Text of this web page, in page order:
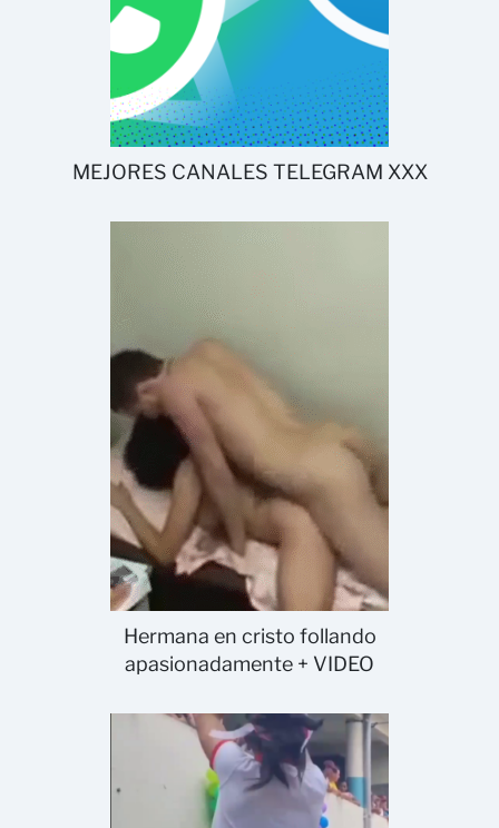
MEJORES CANALES TELEGRAM XXX
Hermana en cristo follando
apasionadamente + VIDEO